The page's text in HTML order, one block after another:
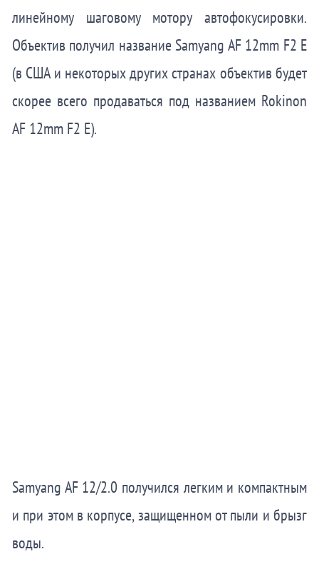
линейному шаговому мотору автофокусировки.
Объектив получил название Samyang AF 12mm F2 E
(в США и некоторых других странах объектив будет
скорее всего продаваться под названием Rokinon
AF 12mm F2 E).
Samyang AF 12/2.0 получился легким и компактным
и при этом в корпусе, защищенном от пыли и брызг
воды.